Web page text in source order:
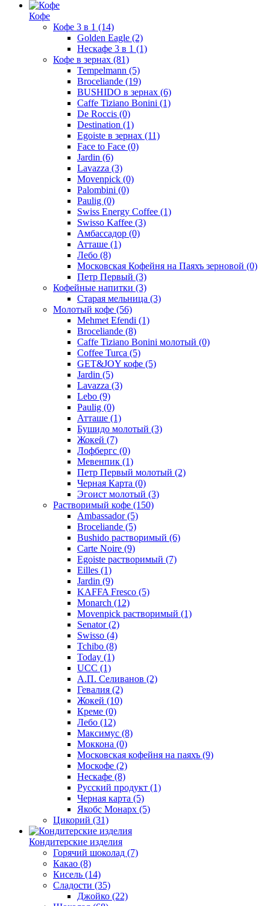
Кофе
Кофе 3 в 1 (14)
Golden Eagle (2)
Нескафе 3 в 1 (1)
Кофе в зернах (81)
Tempelmann (5)
Broceliande (19)
BUSHIDO в зернах (6)
Caffe Tiziano Bonini (1)
De Roccis (0)
Destination (1)
Egoiste в зернах (11)
Face to Face (0)
Jardin (6)
Lavazza (3)
Movenpick (0)
Palombini (0)
Paulig (0)
Swiss Energy Coffee (1)
Swisso Kaffee (3)
Амбассадор (0)
Атташе (1)
Лебо (8)
Московская Кофейня на Паяхъ зерновой (0)
Петр Первый (3)
Кофейные напитки (3)
Старая мельница (3)
Молотый кофе (56)
Mehmet Efendi (1)
Broceliande (8)
Caffe Tiziano Bonini молотый (0)
Coffee Turca (5)
GET&JOY кофе (5)
Jardin (5)
Lavazza (3)
Lebo (9)
Paulig (0)
Атташе (1)
Бушидо молотый (3)
Жокей (7)
Лофбергс (0)
Мевенпик (1)
Петр Первый молотый (2)
Черная Карта (0)
Эгоист молотый (3)
Растворимый кофе (150)
Ambassador(5)
Broceliande (5)
Bushido растворимый (6)
Carte Noire (9)
Egoiste растворимый (7)
Eilles (1)
Jardin (9)
KAFFA Fresco (5)
Monarch (12)
Movenpick растворимый (1)
Senator(2)
Swisso (4)
Tchibo (8)
Today (1)
UCC (1)
А.П. Селиванов (2)
Гевалия (2)
Жокей (10)
Креме (0)
Лебо (12)
Максимус (8)
Моккона (0)
Московская кофейня на паяхъ (9)
Москофе (2)
Нескафе (8)
Русский продукт (1)
Черная карта (5)
Якобс Монарх (5)
Цикорий (31)
Кондитерские изделия
Горячий шоколад (7)
Какао (8)
Кисель (14)
Сладости (35)
Джойко (22)